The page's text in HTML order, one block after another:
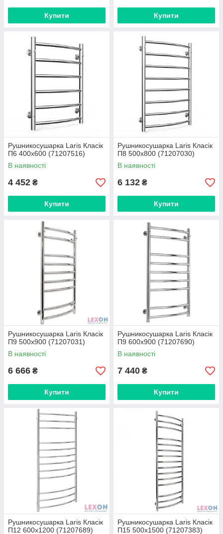
Купити Купити
Рушникосушарка Laris Класік
П6 400х600 (71207516)
В наявності
4 452 ₴
Купити
Рушникосушарка Laris Класік
П8 500x800 (71207030)
В наявності
6 132 ₴
Купити
Рушникосушарка Laris Класік
П9 500x900 (71207031)
В наявності
6 666 ₴
Купити
Рушникосушарка Laris Класік
П9 600х900 (71207690)
В наявності
7 440 ₴
Купити
Рушникосушарка Laris Класік
П12 600х1200 (71207689)
Рушникосушарка Laris Класік
П15 500x1500 (71207383)